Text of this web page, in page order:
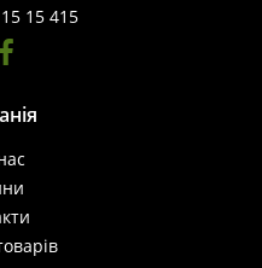
15 415